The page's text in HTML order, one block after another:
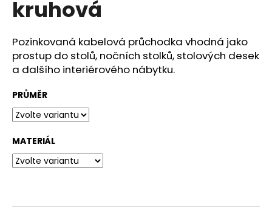
hvězdiček.
kruhová
Pozinkovaná kabelová průchodka vhodná jako
prostup do stolů, nočních stolků, stolových desek
a dalšího interiérového nábytku.
PRŮMĚR
MATERIÁL
D
o
o
r
u
č
u
e